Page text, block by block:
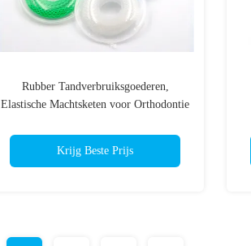
Rubber Tandverbruiksgoederen,
Elastische Machtsketen voor Orthodontie
Krijg Beste Prijs